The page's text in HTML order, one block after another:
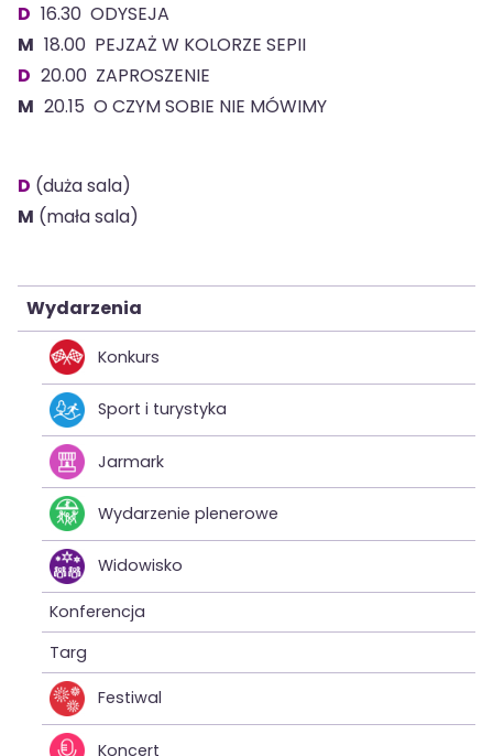
D 16.30 ODYSEJA
M 18.00 PEJZAŻ W KOLORZE SEPII
D 20.00 ZAPROSZENIE
M 20.15 O CZYM SOBIE NIE MÓWIMY
D (duża sala)
M (mała sala)
Wydarzenia
Konkurs
Sport i turystyka
Jarmark
Wydarzenie plenerowe
Widowisko
Konferencja
Targ
Festiwal
Koncert